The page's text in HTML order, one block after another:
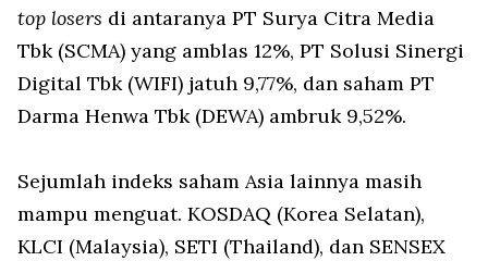
top losers di antaranya PT Surya Citra Media
Tbk (SCMA) yang amblas 12%, PT Solusi Sinergi
Digital Tbk (WIFI) jatuh 9,77%, dan saham PT
Darma Henwa Tbk (DEWA) ambruk 9,52%.
Sejumlah indeks saham Asia lainnya masih
mampu menguat. KOSDAQ (Korea Selatan),
KLCI (Malaysia), SETI (Thailand), dan SENSEX